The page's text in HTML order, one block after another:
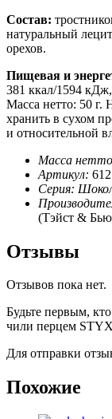
Состав:
натуральный
орехов.
Пищевая и
381 ккал/1594
Масса нетто: 50
хранить в сухом
и относительной
Масса
Артикул:
Cерия:
(Тэйст &
Отзывы
Отзывов пока нет.
Будьте первым,
чили перцем
Для отправки
Похожие